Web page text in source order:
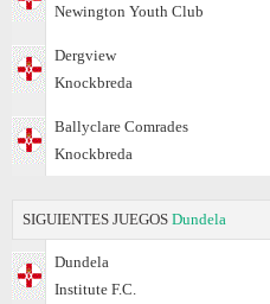
Newington Youth Club
Dergview
Knockbreda
Ballyclare Comrades
Knockbreda
SIGUIENTES JUEGOS Dundela
Dundela
Institute F.C.